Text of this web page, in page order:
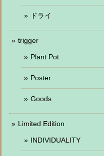
ドライ
trigger
Plant Pot
Poster
Goods
Limited Edition
INDIVIDUALITY